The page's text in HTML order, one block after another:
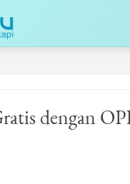
dengan